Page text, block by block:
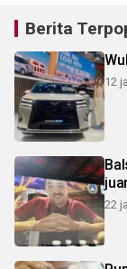
Berita
12
22